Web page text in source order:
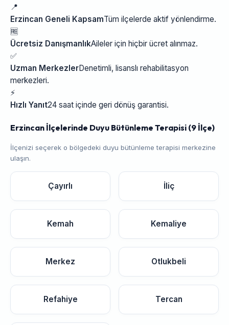
📍
Erzincan Geneli KapsamTüm ilçelerde aktif yönlendirme.
🆓
Ücretsiz DanışmanlıkAileler için hiçbir ücret alınmaz.
✅
Uzman MerkezlerDenetimli, lisanslı rehabilitasyon
merkezleri.
⚡
Hızlı Yanıt24 saat içinde geri dönüş garantisi.
Erzincan İlçelerinde Duyu Bütünleme Terapisi (9 İlçe)
İlçenizi seçerek o bölgedeki duyu bütünleme terapisi merkezine
ulaşın.
Çayırlı İliç
Kemah Kemaliye
Merkez Otlukbeli
Refahiye Tercan